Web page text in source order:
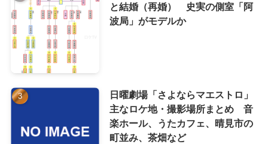
と結婚（再婚） 史実の側室「阿
波局」がモデルか
日曜劇場「さよならマエストロ」
主なロケ地・撮影場所まとめ 音
楽ホール、うたカフェ、晴見市の
町並み、茶畑など